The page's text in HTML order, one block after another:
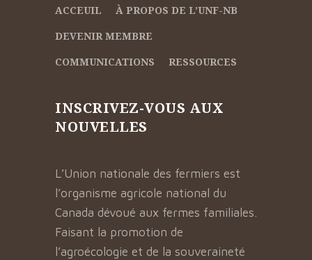
ACCEUIL
À PROPOS DE L’UNF-NB
DEVENIR MEMBRE
COMMUNICATIONS
RESSOURCES
INSCRIVEZ-VOUS AUX
NOUVELLES
L’Union nationale des fermiers est
l’organisme agricole national du
Canada dévoué aux fermes familiales.
Faisant la promotion de
l’agroécologie et de la souveraineté